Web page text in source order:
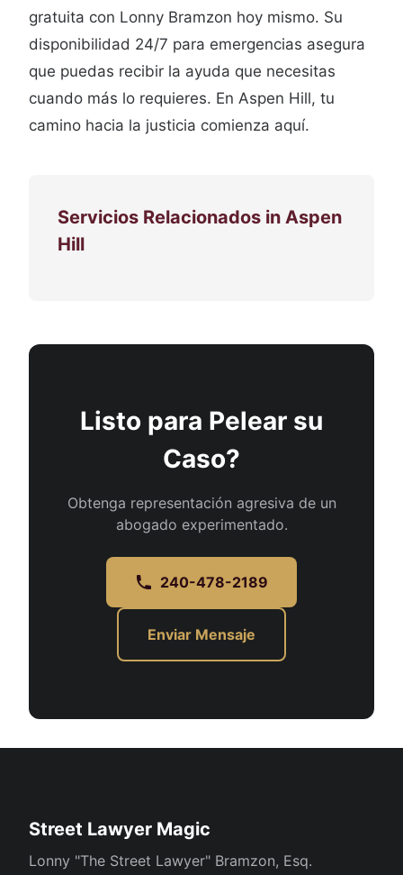
gratuita con Lonny Bramzon hoy mismo. Su
disponibilidad 24/7 para emergencias asegura
que puedas recibir la ayuda que necesitas
cuando más lo requieres. En Aspen Hill, tu
camino hacia la justicia comienza aquí.
Servicios Relacionados in Aspen
Hill
Listo para Pelear su
Caso?
Obtenga representación agresiva de un
abogado experimentado.
240-478-2189
Enviar Mensaje
Street Lawyer Magic
Lonny "The Street Lawyer" Bramzon, Esq.